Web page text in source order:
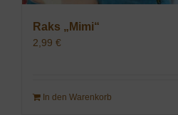
Raks „Mimi“
2,99 €
In den Warenkorb